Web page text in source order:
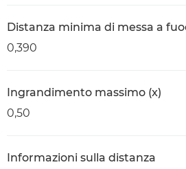
Distanza minima di messa a
0,390
Ingrandimento massimo (x)
0,50
Informazioni sulla distanza